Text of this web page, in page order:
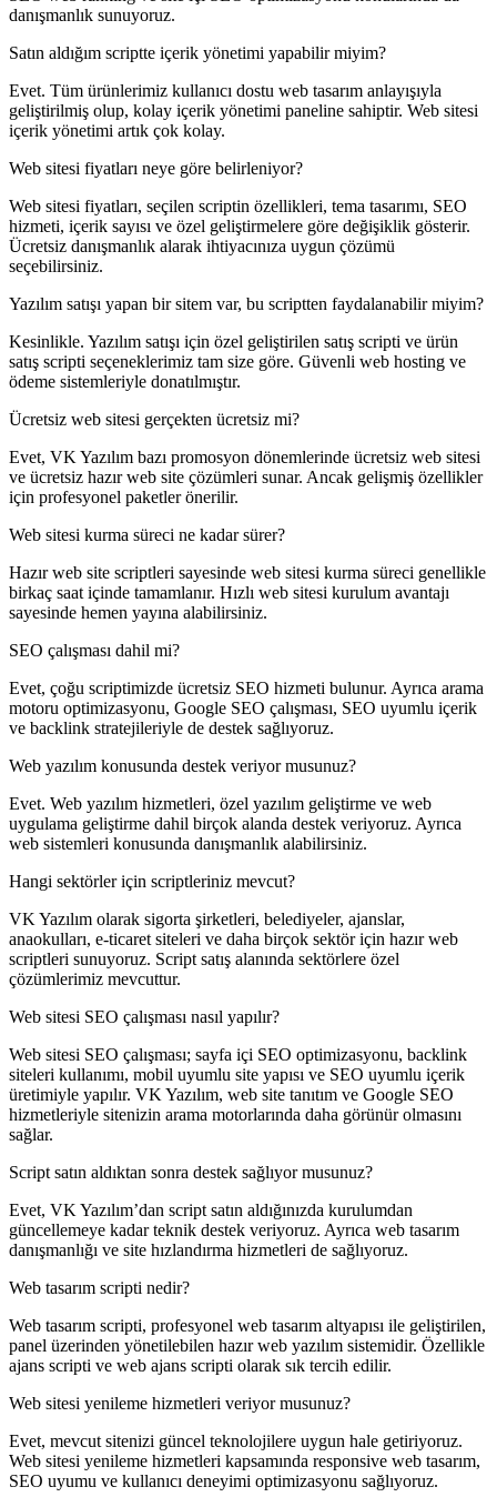
danışmanlık sunuyoruz.
Satın aldığım scriptte içerik yönetimi yapabilir miyim?
Evet. Tüm ürünlerimiz kullanıcı dostu web tasarım anlayışıyla
geliştirilmiş olup, kolay içerik yönetimi paneline sahiptir. Web sitesi
içerik yönetimi artık çok kolay.
Web sitesi fiyatları neye göre belirleniyor?
Web sitesi fiyatları, seçilen scriptin özellikleri, tema tasarımı, SEO
hizmeti, içerik sayısı ve özel geliştirmelere göre değişiklik gösterir.
Ücretsiz danışmanlık alarak ihtiyacınıza uygun çözümü
seçebilirsiniz.
Yazılım satışı yapan bir sitem var, bu scriptten faydalanabilir miyim?
Kesinlikle. Yazılım satışı için özel geliştirilen satış scripti ve ürün
satış scripti seçeneklerimiz tam size göre. Güvenli web hosting ve
ödeme sistemleriyle donatılmıştır.
Ücretsiz web sitesi gerçekten ücretsiz mi?
Evet, VK Yazılım bazı promosyon dönemlerinde ücretsiz web sitesi
ve ücretsiz hazır web site çözümleri sunar. Ancak gelişmiş özellikler
için profesyonel paketler önerilir.
Web sitesi kurma süreci ne kadar sürer?
Hazır web site scriptleri sayesinde web sitesi kurma süreci genellikle
birkaç saat içinde tamamlanır. Hızlı web sitesi kurulum avantajı
sayesinde hemen yayına alabilirsiniz.
SEO çalışması dahil mi?
Evet, çoğu scriptimizde ücretsiz SEO hizmeti bulunur. Ayrıca arama
motoru optimizasyonu, Google SEO çalışması, SEO uyumlu içerik
ve backlink stratejileriyle de destek sağlıyoruz.
Web yazılım konusunda destek veriyor musunuz?
Evet. Web yazılım hizmetleri, özel yazılım geliştirme ve web
uygulama geliştirme dahil birçok alanda destek veriyoruz. Ayrıca
web sistemleri konusunda danışmanlık alabilirsiniz.
Hangi sektörler için scriptleriniz mevcut?
VK Yazılım olarak sigorta şirketleri, belediyeler, ajanslar,
anaokulları, e-ticaret siteleri ve daha birçok sektör için hazır web
scriptleri sunuyoruz. Script satış alanında sektörlere özel
çözümlerimiz mevcuttur.
Web sitesi SEO çalışması nasıl yapılır?
Web sitesi SEO çalışması; sayfa içi SEO optimizasyonu, backlink
siteleri kullanımı, mobil uyumlu site yapısı ve SEO uyumlu içerik
üretimiyle yapılır. VK Yazılım, web site tanıtım ve Google SEO
hizmetleriyle sitenizin arama motorlarında daha görünür olmasını
sağlar.
Script satın aldıktan sonra destek sağlıyor musunuz?
Evet, VK Yazılım’dan script satın aldığınızda kurulumdan
güncellemeye kadar teknik destek veriyoruz. Ayrıca web tasarım
danışmanlığı ve site hızlandırma hizmetleri de sağlıyoruz.
Web tasarım scripti nedir?
Web tasarım scripti, profesyonel web tasarım altyapısı ile geliştirilen,
panel üzerinden yönetilebilen hazır web yazılım sistemidir. Özellikle
ajans scripti ve web ajans scripti olarak sık tercih edilir.
Web sitesi yenileme hizmetleri veriyor musunuz?
Evet, mevcut sitenizi güncel teknolojilere uygun hale getiriyoruz.
Web sitesi yenileme hizmetleri kapsamında responsive web tasarım,
SEO uyumu ve kullanıcı deneyimi optimizasyonu sağlıyoruz.